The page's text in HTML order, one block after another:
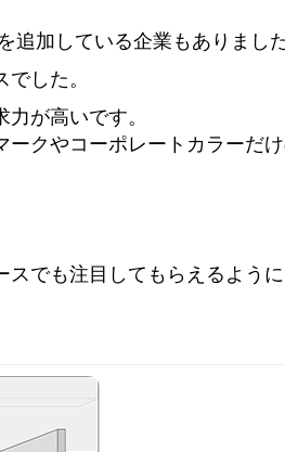
追加している企業もありました
した。
が高いです。
クやコーポレートカラーだ
スでも注目してもらえるよう